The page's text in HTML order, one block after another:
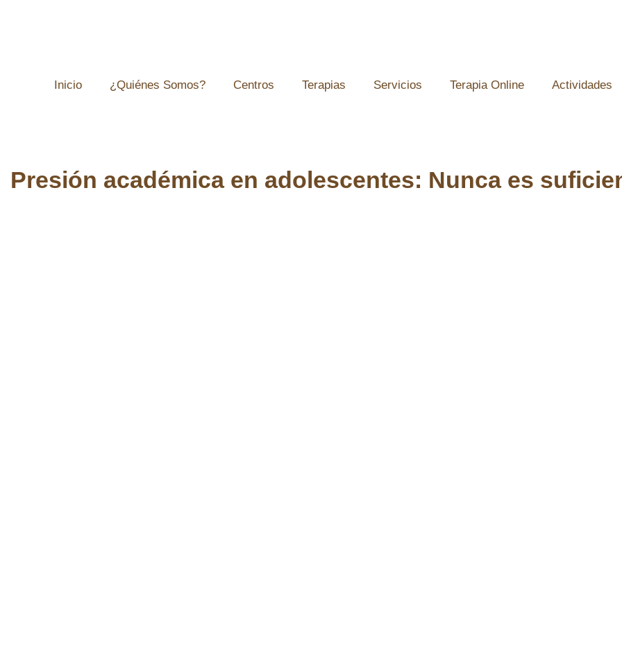
Inicio ¿Quiénes Somos? Centros Terapias Servicios Terapia Online Actividades
Presión académica en adolescentes: Nunca es